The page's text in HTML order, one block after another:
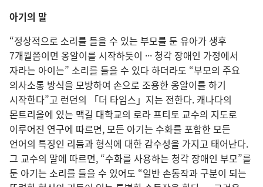
아기의 말
“정상적으로 소리를 들을 수 있는 부모를 둔 유아가 생후
7개월쯤이면 옹알이를 시작하듯이 ··· 청각 장애인 가정에서
자라는 아이는” 소리를 들을 수 있다 하더라도 “부모의 주요
의사소통 방식을 모방하여 손으로 조용한 옹알이를 하기
시작한다”고 런던의 「더 타임스」지는 전한다. 캐나다의
몬트리올에 있는 맥길 대학교의 로라 프티토 교수의 지도로
이루어진 연구에 따르면, 모든 아기는 수화를 포함한 모든
언어의 특징인 리듬과 형식에 대한 감수성을 가지고 태어난다.
그 교수의 말에 따르면, “수화를 사용하는 청각 장애인 부모”를
둔 아기는 소리를 들을 수 있어도 “일반 손동작과 구분이 되는